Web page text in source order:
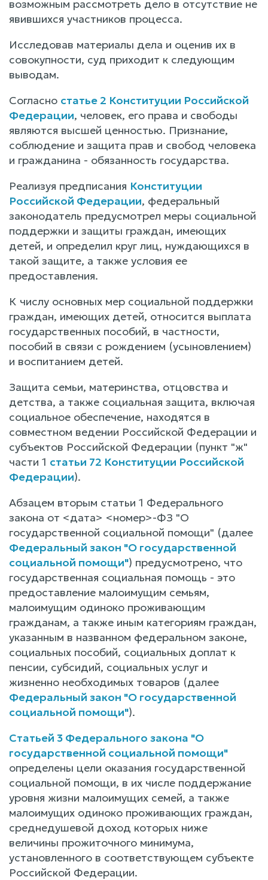
возможным рассмотреть дело в отсутствие не
явившихся участников процесса.
Исследовав материалы дела и оценив их в
совокупности, суд приходит к следующим
выводам.
Согласно статье 2 Конституции Российской
Федерации, человек, его права и свободы
являются высшей ценностью. Признание,
соблюдение и защита прав и свобод человека
и гражданина - обязанность государства.
Реализуя предписания Конституции
Российской Федерации, федеральный
законодатель предусмотрел меры социальной
поддержки и защиты граждан, имеющих
детей, и определил круг лиц, нуждающихся в
такой защите, а также условия ее
предоставления.
К числу основных мер социальной поддержки
граждан, имеющих детей, относится выплата
государственных пособий, в частности,
пособий в связи с рождением (усыновлением)
и воспитанием детей.
Защита семьи, материнства, отцовства и
детства, а также социальная защита, включая
социальное обеспечение, находятся в
совместном ведении Российской Федерации и
субъектов Российской Федерации (пункт "ж"
части 1 статьи 72 Конституции Российской
Федерации).
Абзацем вторым статьи 1 Федерального
закона от <дата> <номер>-ФЗ "О
государственной социальной помощи" (далее
Федеральный закон "О государственной
социальной помощи") предусмотрено, что
государственная социальная помощь - это
предоставление малоимущим семьям,
малоимущим одиноко проживающим
гражданам, а также иным категориям граждан,
указанным в названном федеральном законе,
социальных пособий, социальных доплат к
пенсии, субсидий, социальных услуг и
жизненно необходимых товаров (далее
Федеральный закон "О государственной
социальной помощи").
Статьей 3 Федерального закона "О
государственной социальной помощи"
определены цели оказания государственной
социальной помощи, в их числе поддержание
уровня жизни малоимущих семей, а также
малоимущих одиноко проживающих граждан,
среднедушевой доход которых ниже
величины прожиточного минимума,
установленного в соответствующем субъекте
Российской Федерации.